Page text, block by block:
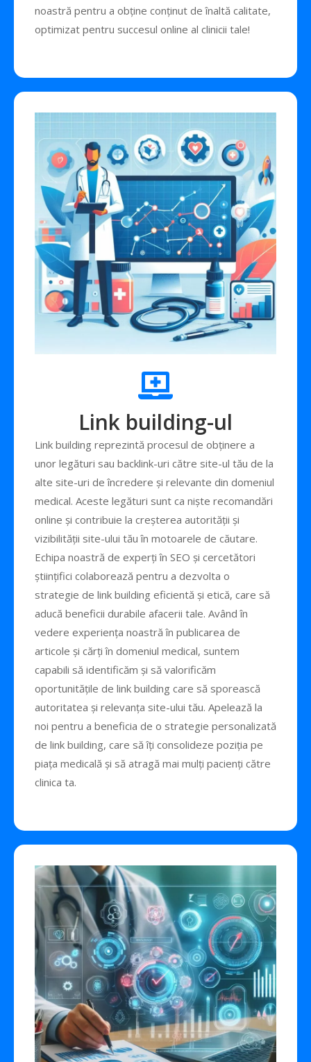
noastră pentru a obține conținut de înaltă calitate,
optimizat pentru succesul online al clinicii tale!
Link building-ul
Link building reprezintă procesul de obținere a
unor legături sau backlink-uri către site-ul tău de la
alte site-uri de încredere și relevante din domeniul
medical. Aceste legături sunt ca niște recomandări
online și contribuie la creșterea autorității și
vizibilității site-ului tău în motoarele de căutare.
Echipa noastră de experți în SEO și cercetători
științifici colaborează pentru a dezvolta o
strategie de link building eficientă și etică, care să
aducă beneficii durabile afacerii tale. Având în
vedere experiența noastră în publicarea de
articole și cărți în domeniul medical, suntem
capabili să identificăm și să valorificăm
oportunitățile de link building care să sporească
autoritatea și relevanța site-ului tău. Apelează la
noi pentru a beneficia de o strategie personalizată
de link building, care să îți consolideze poziția pe
piața medicală și să atragă mai mulți pacienți către
clinica ta.